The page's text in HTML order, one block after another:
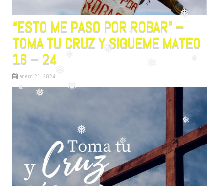
❅
❅
❅
❅
❅
❅
❅
❅
❅
❅
“ESTO ME PASO POR ROBAR” –
TOMA TU CRUZ Y SIGUEME MATEO
16 – 24
enero 21, 2024